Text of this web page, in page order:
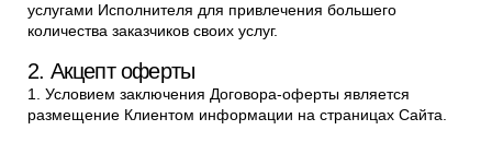
услугами Исполнителя для привлечения большего
количества заказчиков своих услуг.
2. Акцепт оферты
1. Условием заключения Договора-оферты является
размещение Клиентом информации на страницах Сайта.